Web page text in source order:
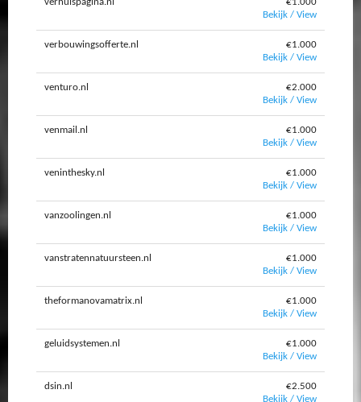
Bekijk / View
verbouwingsofferte.nl
€1.000
Bekijk / View
venturo.nl
€2.000
Bekijk / View
venmail.nl
€1.000
Bekijk / View
veninthesky.nl
€1.000
Bekijk / View
vanzoolingen.nl
€1.000
Bekijk / View
vanstratennatuursteen.nl
€1.000
Bekijk / View
theformanovamatrix.nl
€1.000
Bekijk / View
geluidsystemen.nl
€1.000
Bekijk / View
dsin.nl
€2.500
Bekijk / View